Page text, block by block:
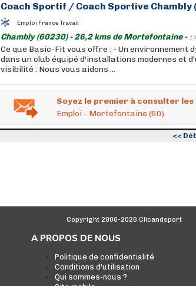
Coach Sportif / Coach Sportive Chambly
Emploi France Travail
Chambly (60230) - 26,2 kms de Mortefontaine -
Ce que Basic-Fit vous offre : - Un environnement
dans un club équipé d'installations modernes et
visibilité : Nous vous aidons ...
Soyez le premier à consulter
Emploi - Mortefontaine (60)
<<
Copyright 2006-2026 Clicandsport
A PROPOS DE NOUS
Politique de confidentialité
Conditions d'utilisation
Qui sommes-nous ?